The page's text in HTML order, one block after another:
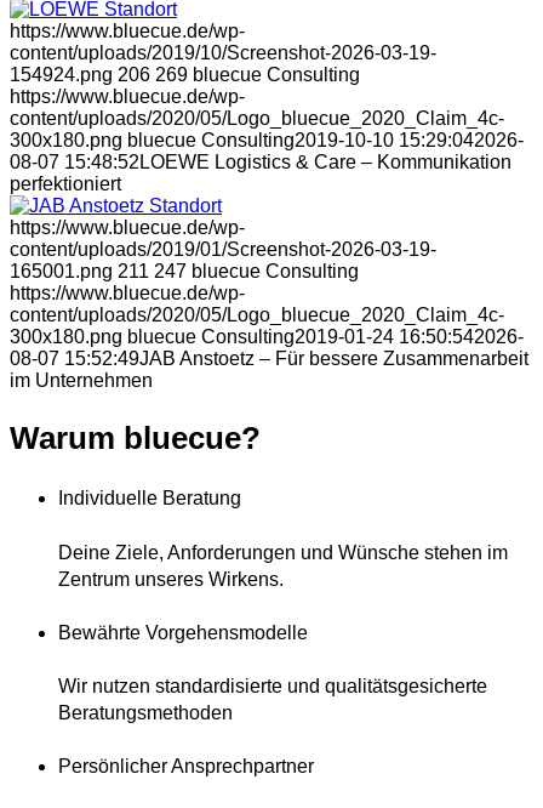
https://www.bluecue.de/wp-
content/uploads/2019/10/Screenshot-2026-03-19-
154924.png 206 269 bluecue Consulting
https://www.bluecue.de/wp-
content/uploads/2020/05/Logo_bluecue_2020_Claim_4c-
300x180.png bluecue Consulting2019-10-10 15:29:042026-
08-07 15:48:52 LOEWE Logistics & Care – Kommunikation
perfektioniert
https://www.bluecue.de/wp-
content/uploads/2019/01/Screenshot-2026-03-19-
165001.png 211 247 bluecue Consulting
https://www.bluecue.de/wp-
content/uploads/2020/05/Logo_bluecue_2020_Claim_4c-
300x180.png bluecue Consulting2019-01-24 16:50:542026-
08-07 15:52:49JAB Anstoetz – Für bessere Zusammenarbeit
im Unternehmen
Warum bluecue?
Individuelle Beratung
Deine Ziele, Anforderungen und Wünsche stehen im
Zentrum unseres Wirkens.
Bewährte Vorgehensmodelle
Wir nutzen standardisierte und qualitätsgesicherte
Beratungsmethoden
Persönlicher Ansprechpartner